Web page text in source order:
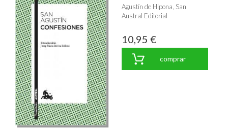
Agustín de Hipona, San
Austral Editorial
10,95 €
comprar